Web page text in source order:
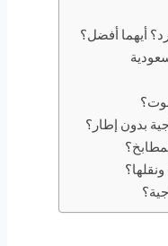
أيهما أفضل؟
بدون إطار؟